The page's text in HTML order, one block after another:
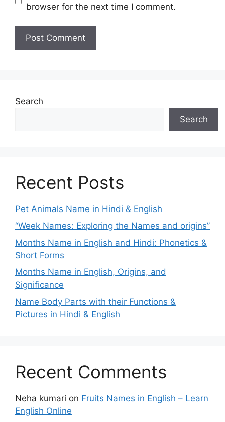
browser for the next time I comment.
Search
Search
Recent Posts
Pet Animals Name in Hindi & English
“Week Names: Exploring the Names and origins”
Months Name in English and Hindi: Phonetics &
Short Forms
Months Name in English, Origins, and
Significance
Name Body Parts with their Functions &
Pictures in Hindi & English
Recent Comments
Neha kumari on Fruits Names in English – Learn
English Online